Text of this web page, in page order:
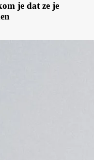
je dat ze je